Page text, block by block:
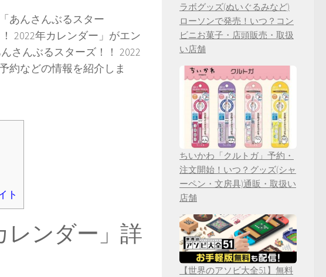
あんさんぶるスター
2022年カレンダー」がエン
さんぶるスターズ！！ 2022
約などの情報を紹介しま
ト
レンダー」詳
ラボグッズ(ぬいぐるみなど)
ローソンで発売！いつ？コン
ビニお菓子・店頭販売・取扱
い店舗
ちいかわ「クルトガ」予約・
注文開始！いつ？グッズ(シャ
ーペン・文房具)通販・取扱い
店舗
【世界のアソビ大全51】無料